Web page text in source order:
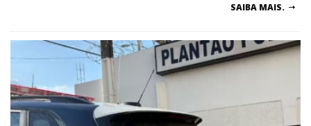
SAIBA MAIS.